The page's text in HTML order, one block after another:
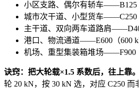
小区支路、偶尔有轿车——B125
城市次干道、小型货车——C250
主干道、双向两车道路肩
港口、物流通道——E600（600
机场、重型集装箱堆场——F900
诀窍：把大轮载×1.5 系数后，往上靠。
轮 20 kN，按 30 kN 选，对应 C250 而